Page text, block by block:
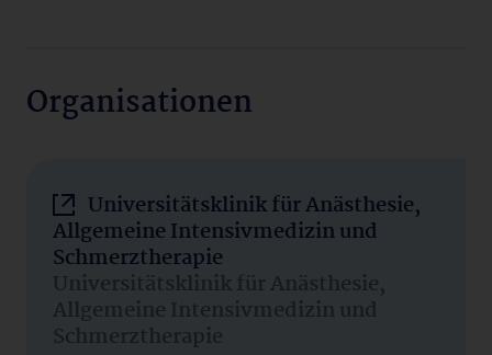
Organisationen
Universitätsklinik für Anästhesie,
Allgemeine Intensivmedizin und
Schmerztherapie
Universitätsklinik für Anästhesie,
Allgemeine Intensivmedizin und
Schmerztherapie